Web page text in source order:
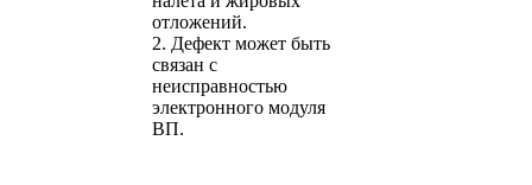
отложений.
2. Дефект может быть
связан с
неисправностью
электронного модуля
ВП.